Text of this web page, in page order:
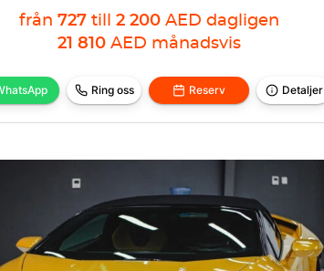
från 727 till 2 200 AED dagligen
21 810 AED månadsvis
Ring oss Reserv Detaljer